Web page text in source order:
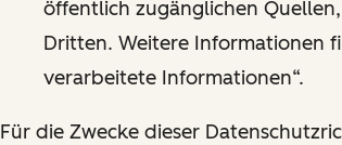
öffentlich zugänglichen
Dritten. Weitere Informationen
verarbeitete Informationen“.
Für die Zwecke dieser